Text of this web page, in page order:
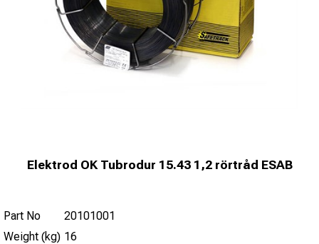
Elektrod OK Tubrodur 15.43 1,2 rörtråd ESAB
Part No
20101001
Weight (kg) 16